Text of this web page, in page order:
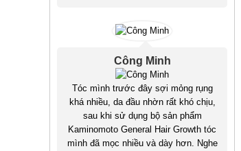
Công Minh
Tóc mình trước đây sợi mỏng rụng
khá nhiều, da đầu nhờn rất khó chịu,
sau khi sử dụng bộ sản phẩm
Kaminomoto General Hair Growth tóc
mình đã mọc nhiều và dày hơn. Nghe